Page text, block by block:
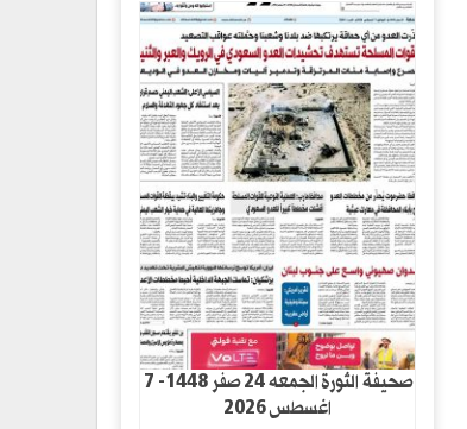
صحيفة الثورة الجمعه 24 صفر 1448- 7
اغسطس 2026